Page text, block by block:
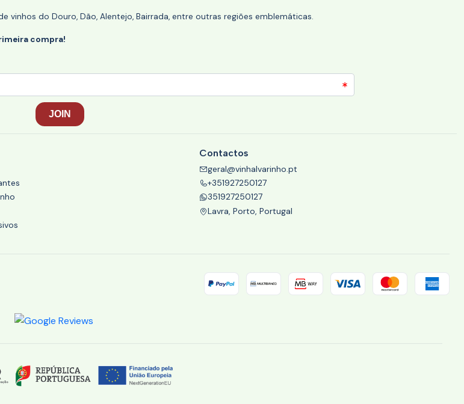
do Douro, Dão, Alentejo, Bairrada, entre outras regiões emblemáticas.
compra!
Contactos
geral@vinhalvarinho.pt
+351927250127
351927250127
Lavra, Porto, Portugal